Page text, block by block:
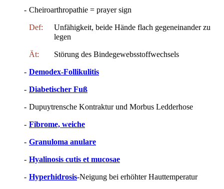
- Cheiroarthropathie = prayer sign
Def:
Unfähigkeit, beide Hände flach gegeneinander zu
legen
Ät: Störung des Bindegewebsstoffwechsels
- Demodex-Follikulitis
- Diabetischer Fuß
- Dupuytrensche Kontraktur und Morbus Ledderhose
- Fibrome, weiche
- Granuloma anulare
- Hyalinosis cutis et mucosae
- Hyperhidrosis-Neigung bei erhöhter Hauttemperatur